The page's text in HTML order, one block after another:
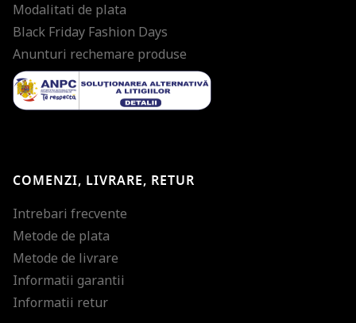
Modalitati de plata
Black Friday Fashion Days
Anunturi rechemare produse
COMENZI, LIVRARE, RETUR
Intrebari frecvente
Metode de plata
Metode de livrare
Informatii garantii
Informatii retur